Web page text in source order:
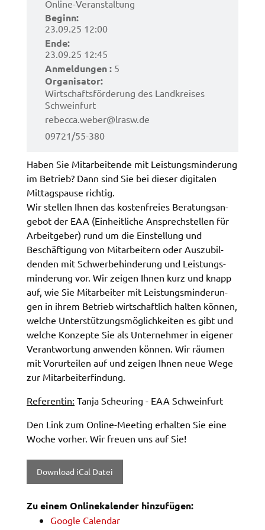
Online-Veran­stal­tung
Beginn:
23.09.25 12:00
Ende:
23.09.25 12:45
Anmel­dun­gen : 5
Orga­ni­sa­tor:
Wirt­schafts­för­de­rung des Land­krei­ses
Schwein­furt
rebec­ca.​weber@​lrasw.​de
09721/55-380
Haben Sie Mitar­bei­ten­de mit Leis­tungs­min­de­rung
im Betrieb? Dann sind Sie bei dieser digi­ta­len
Mittags­pau­se rich­tig.
Wir stel­len Ihnen das kosten­frei­es Bera­tungs­an­
ge­bot der EAA (Einheit­li­che Ansprech­stel­len für
Arbeit­ge­ber) rund um die Einstel­lung und
Beschäf­ti­gung von Mitar­bei­tern oder Auszu­bil­
den­den mit Schwer­be­hin­de­rung und Leis­tungs­
min­de­rung vor. Wir zeigen Ihnen kurz und knapp
auf, wie Sie Mitar­bei­ter mit Leis­tungs­min­de­run­
gen in ihrem Betrieb wirt­schaft­lich halten können,
welche Unter­stüt­zungs­mög­lich­kei­ten es gibt und
welche Konzep­te Sie als Unter­neh­mer in eige­ner
Verant­wor­tung anwen­den können. Wir räumen
mit Vorur­tei­len auf und zeigen Ihnen neue Wege
zur Mitar­bei­t­er­fin­dung.
Refe­ren­tin: Tanja Scheu­ring - EAA Schwein­furt
Den Link zum Online-Meeting erhal­ten Sie eine
Woche vorher. Wir freu­en uns auf Sie!
Down­load iCal Datei
Zu einem Online­ka­len­der hinzu­fü­gen:
Goog­le Calen­dar
Zweck:
Speicherung Einwilligung Datenschutzhinweise
Cookie Laufzeit:
1 Jahr
Frontend Benutzer
Name:
fe_typo_user
Landratsamt Schweinfurt
Zweck:
Anonyme Klickzählung
Cookie Laufzeit:
Barrierefreiheit
Name:
Anbieter:
Landratsamt Schweinfurt
Kontrast und Schriftgröße
Session
Wir weisen darauf hin, dass die Verarbeitung Ihrer
Daten bei Aktivierung dieser Auswahlaußerhalb
Schweinfurt liegt und hierfür ausschließlich die
Datenschutzbestimmungen des Anbieters YouTube